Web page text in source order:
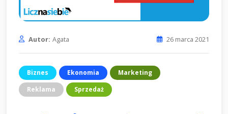
Autor: Agata 26 marca 2021
Biznes Ekonomia
Marketing
Reklama
Sprzedaż